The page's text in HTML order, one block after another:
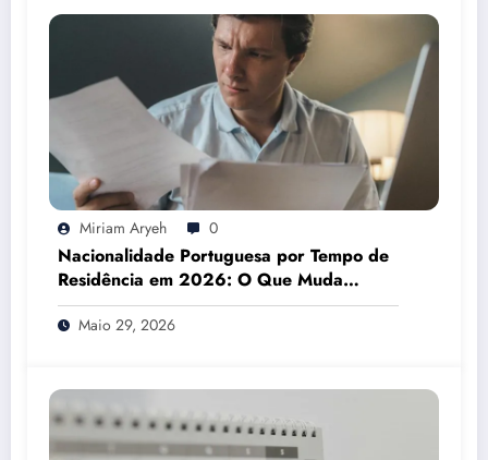
Miriam Aryeh 0
Nacionalidade Portuguesa por Tempo de
Residência em 2026: O Que Muda
Mesmo
Maio 29, 2026